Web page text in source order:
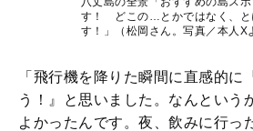
す！ どこの…とかではなく、と
す！」（松岡さん。写真／本人X
「飛行機を降りた瞬間に直感的に
う！』と思いました。なんという
よかったんです。夜、飲みに行っ